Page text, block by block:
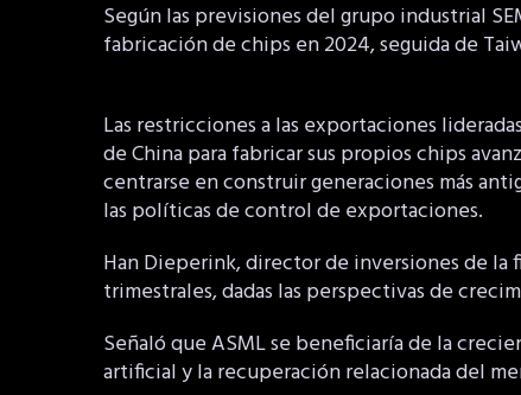
Según las previsiones del grupo industrial
fabricación de chips en 2024, seguida de
Las restricciones a las exportaciones
de China para fabricar sus propios chips
centrarse en construir generaciones más
las políticas de control de exportaciones.
Han Dieperink, director de inversiones de la
trimestrales, dadas las perspectivas de
Señaló que ASML se beneficiaría de la
artificial y la recuperación relacionada del